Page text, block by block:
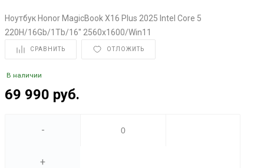
Ноутбук Honor MagicBook X16 Plus 2025 Intel Core 5
220H/16Gb/1Tb/16'' 2560x1600/Win11
СРАВНИТЬ ОТЛОЖИТЬ
В наличии
69 990 руб.
-
+